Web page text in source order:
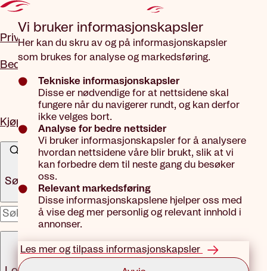
Vi bruker informasjons­kapsler
Her kan du skru av og på informasjonskapsler
som brukes for analyse og markedsføring.
Tekniske informasjonskapsler
Disse er nødvendige for at nettsidene skal
fungere når du navigerer rundt, og kan derfor
ikke velges bort.
Analyse for bedre nettsider
Vi bruker informasjonskapsler for å analysere
hvordan nettsidene våre blir brukt, slik at vi
kan forbedre dem til neste gang du besøker
oss.
Relevant markedsføring
Disse informasjonskapslene hjelper oss med
å vise deg mer personlig og relevant innhold i
annonser.
Les mer og tilpass informasjonskapsler
Privat
Bedrift
Kjøp forsikring
Søk
x
Meny